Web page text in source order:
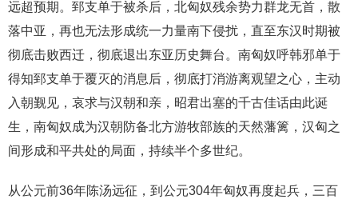
远超预期。郅支单于被杀后，北匈奴残余势力群龙无首，散
落中亚，再也无法形成统一力量南下侵扰，直至东汉时期被
彻底击败西迁，彻底退出东亚历史舞台。南匈奴呼韩邪单于
得知郅支单于覆灭的消息后，彻底打消游离观望之心，主动
入朝觐见，哀求与汉朝和亲，昭君出塞的千古佳话由此诞
生，南匈奴成为汉朝防备北方游牧部族的天然藩篱，汉匈之
间形成和平共处的局面，持续半个多世纪。
从公元前36年陈汤远征，到公元304年匈奴再度起兵，三百